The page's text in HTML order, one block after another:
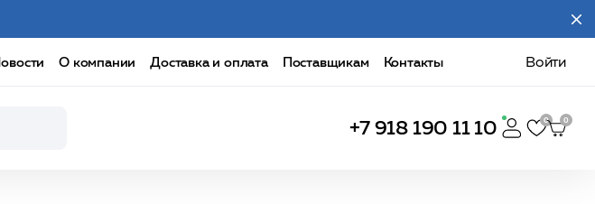
О компании Доставка и оплата Поставщикам Контакты Войти
+7 918 190 11 10